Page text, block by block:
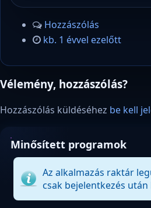
Hozzászólás
kb. 1 évvel ezelőtt
Vélemény, hozzászólás?
Hozzászólás küldéséhez be kell
Minősített programok
Az alkalmazás raktár
csak bejelentkezés